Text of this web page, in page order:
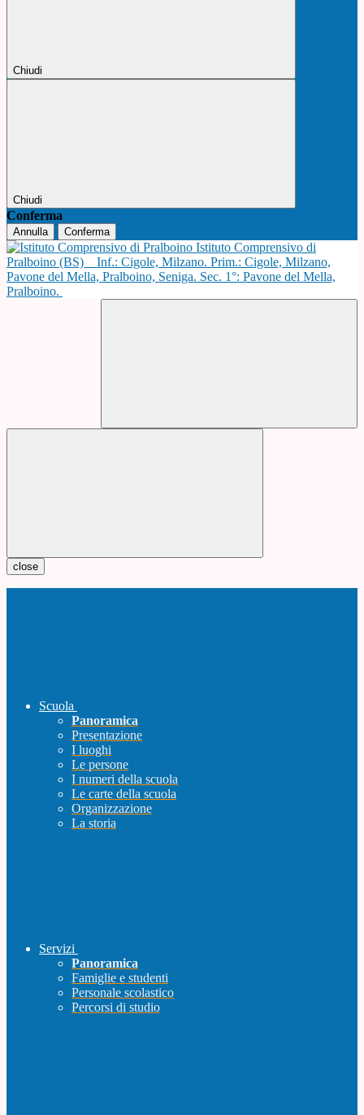
Chiudi
Chiudi
Conferma
Annulla Conferma
Istituto Comprensivo di
Pralboino (BS)
Inf.: Cigole, Milzano. Prim.: Cigole, Milzano,
Pavone del Mella, Pralboino, Seniga. Sec. 1°: Pavone del Mella,
Pralboino.
close
Scuola
Panoramica
Presentazione
I luoghi
Le persone
I numeri della scuola
Le carte della scuola
Organizzazione
La storia
Servizi
Panoramica
Famiglie e studenti
Personale scolastico
Percorsi di studio